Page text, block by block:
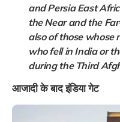
and Persia East
the Near and the
also of those whose
who fell in India or
during the Third
आजादी के बाद इंडिया गेट